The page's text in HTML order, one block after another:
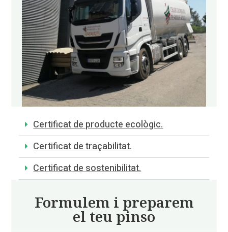
Certificat de producte ecològic.
Certificat de traçabilitat.
Certificat de sostenibilitat.
Formulem i preparem
el teu pinso